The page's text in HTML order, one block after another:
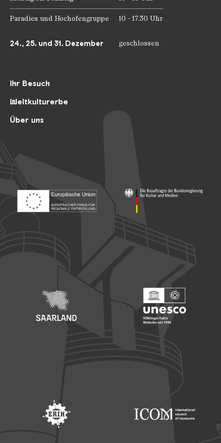
Ihr Besuch
Weltkulturerbe
Über uns
Paradies und Hochofengruppe 10 - 17.30 Uhr
24., 25. und 31. Dezember geschlossen